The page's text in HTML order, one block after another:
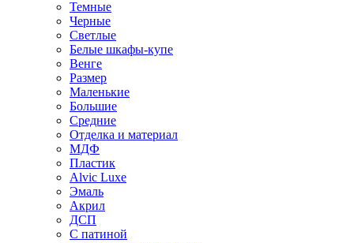
Темные
Черные
Светлые
Белые шкафы-купе
Венге
Размер
Маленькие
Большие
Средние
Отделка и материал
МДФ
Пластик
Alvic Luxe
Эмаль
Акрил
ДСП
С патиной